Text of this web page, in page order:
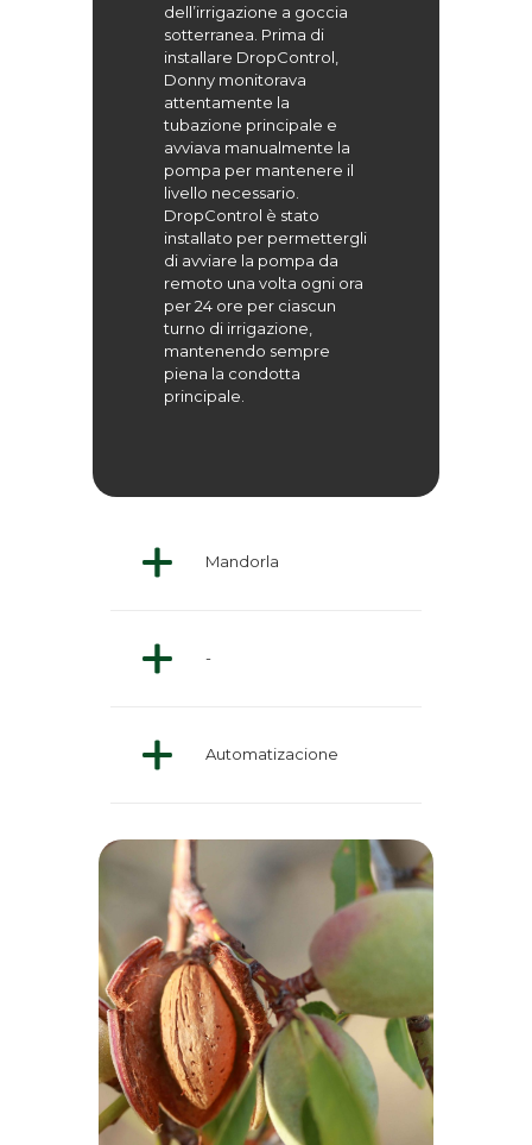
dell’irrigazione a goccia
sotterranea. Prima di
installare DropControl,
Donny monitorava
attentamente la
tubazione principale e
avviava manualmente la
pompa per mantenere il
livello necessario.
DropControl è stato
installato per permettergli
di avviare la pompa da
remoto una volta ogni ora
per 24 ore per ciascun
turno di irrigazione,
mantenendo sempre
piena la condotta
principale.
Mandorla
-
Automatizacione